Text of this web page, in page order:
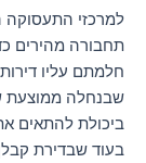
למרכזי התעסוקה
חלמתם עליו
ביכולת להתאים
בעוד שבדירת